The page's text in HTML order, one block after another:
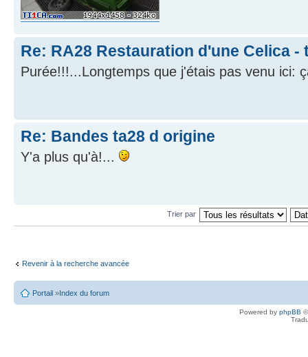
Re: RA28 Restauration d'une Celica -
Purée!!!...Longtemps que j'étais pas venu ici:
Re: Bandes ta28 d origine
Y'a plus qu'à!...
Trier par
Revenir à la recherche avancée
Portail »Index du forum
Powered by phpBB